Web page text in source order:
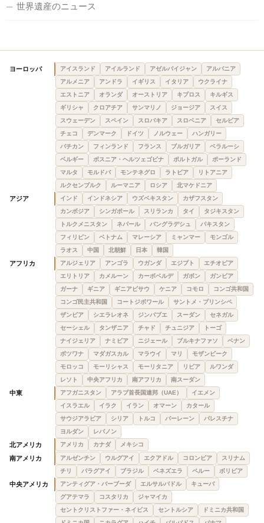
世界遺産のニュース
ヨーロッパ アイスランド アイルランド アゼルバイジャン
アルバニア
アルメニア
アンドラ イギリス イタリア
ウクライナ
エストニア
オランダ オーストリア キプロス
キルギス
ギリシャ
クロアチア サンマリノ ジョージア
スイス
スウェーデン
スペイン スロバキア スロベニア
セルビア
チェコ
デンマーク ドイツ ノルウェー
ハンガリー
バチカン
フィンランド フランス ブルガリア
ベラルーシ
ベルギー
ボスニア・ヘルツェゴビナ ポルトガル
ポーランド
マルタ
モルドバ モンテネグロ ラトビア
リトアニア
ルクセンブルク
ルーマニア ロシア 北マケドニア
アジア インド インドネシア ウズベキスタン
カザフスタン
カンボジア
シンガポール スリランカ タイ
タジキスタン
トルクメニスタン
ネパール バングラデシュ
パキスタン
フィリピン
ベトナム マレーシア ミャンマー
モンゴル
ラオス
中国 北朝鮮 日本 韓国
アフリカ アルジェリア アンゴラ ウガンダ エジプト
エチオピア
エリトリア
カメルーン カーボベルデ ガボン
ガンビア
ガーナ
ギニア ギニアビサウ ケニア コモロ
コンゴ共和国
コンゴ民主共和国
コートジボワール
サントメ・プリンシペ
ザンビア
シエラレオネ ジンバブエ スーダン
セネガル
セーシェル
タンザニア チャド チュニジア
トーゴ
ナイジェリア
ナミビア ニジェール ブルキナファソ
ベナン
ボツワナ
マダガスカル マラウイ マリ
モザンビーク
モロッコ
モーリシャス モーリタニア リビア
ルワンダ
レソト
中央アフリカ 南アフリカ 南スーダン
中東 アフガニスタン アラブ首長国連邦（UAE）
イエメン
イスラエル
イラク イラン オマーン
カタール
サウジアラビア
シリア トルコ バーレーン
パレスチナ
ヨルダン
レバノン
北アメリカ アメリカ カナダ メキシコ
南アメリカ アルゼンチン ウルグアイ エクアドル コロンビア
スリナム
チリ
パラグアイ ブラジル ベネズエラ ペルー ボリビア
中央アメリカ アンティグア・バーブーダ エルサルバドル
キューバ
グアテマラ
コスタリカ
ジャマイカ
セントクリストファー・ネイビス
セントルシア
ドミニカ共和国